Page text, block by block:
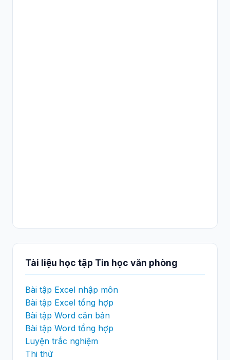
Tài liệu học tập Tin học văn phòng
Bài tập Excel nhập môn
Bài tập Excel tổng hợp
Bài tập Word căn bản
Bài tập Word tổng hợp
Luyện trắc nghiệm
Thi thử